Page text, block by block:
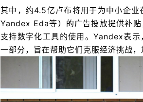
其中，约4.5亿卢布将用于为中小企
Yandex Eda等）的广告投放提供补
支持数字化工具的使用。Yandex表
一部分，旨在帮助它们克服经济挑战